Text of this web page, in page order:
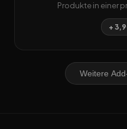
Produkte in einer
+
Weitere